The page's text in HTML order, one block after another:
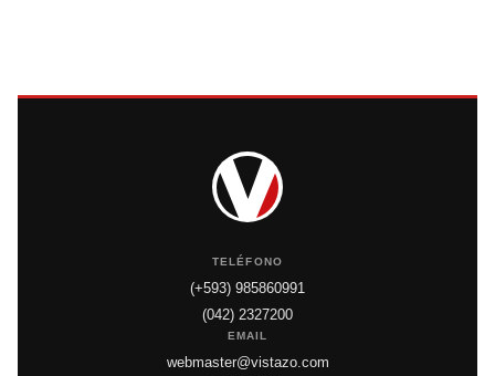
TELÉFONO
(+593) 985860991
(042) 2327200
EMAIL
webmaster@vistazo.com